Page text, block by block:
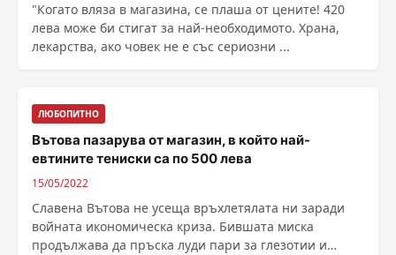
"Когато вляза в магазина, се плаша от цените! 420
лева може би стигат за най-необходимото. Храна,
лекарства, ако човек не е със сериозни ...
ЛЮБОПИТНО
Вътова пазарува от магазин, в който най-
евтините тениски са по 500 лева
15/05/2022
Славена Вътова не усеща връхлетялата ни заради
войната икономическа криза. Бившата миска
продължава да пръска луди пари за глезотии и